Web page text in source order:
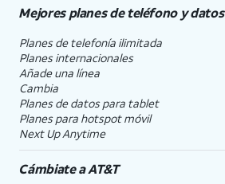
Mejores planes de teléfono y datos
Planes de telefonía ilimitada
Planes internacionales
Añade una línea
Cambia
Planes de datos para tablet
Planes para hotspot móvil
Next Up Anytime
Cámbiate aAT&T